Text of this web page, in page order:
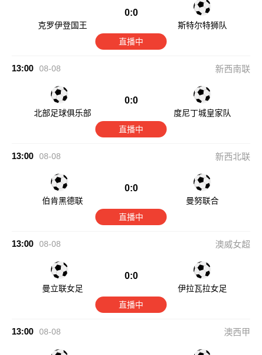
克罗伊登国王
0:0
斯特尔特狮队
直播中
13:00 08-08 新西南联
北部足球俱乐部
0:0
度尼丁城皇家队
直播中
13:00 08-08 新西北联
伯肯黑德联
0:0
曼努联合
直播中
13:00 08-08 澳威女超
曼立联女足
0:0
伊拉瓦拉女足
直播中
13:00 08-08 澳西甲